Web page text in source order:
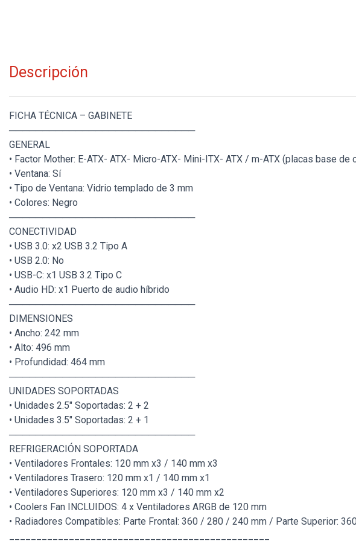
Descripción
FICHA TÉCNICA – GABINETE
────────────────────────────
GENERAL
• Factor Mother: E-ATX- ATX- Micro-ATX- Mini-ITX- ATX / m-ATX (placas base de
• Ventana: Sí
• Tipo de Ventana: Vidrio templado de 3 mm
• Colores: Negro
────────────────────────────
CONECTIVIDAD
• USB 3.0: x2 USB 3.2 Tipo A
• USB 2.0: No
• USB-C: x1 USB 3.2 Tipo C
• Audio HD: x1 Puerto de audio híbrido
────────────────────────────
DIMENSIONES
• Ancho: 242 mm
• Alto: 496 mm
• Profundidad: 464 mm
────────────────────────────
UNIDADES SOPORTADAS
• Unidades 2.5" Soportadas: 2 + 2
• Unidades 3.5" Soportadas: 2 + 1
────────────────────────────
REFRIGERACIÓN SOPORTADA
• Ventiladores Frontales: 120 mm x3 / 140 mm x3
• Ventiladores Trasero: 120 mm x1 / 140 mm x1
• Ventiladores Superiores: 120 mm x3 / 140 mm x2
• Coolers Fan INCLUIDOS: 4 x Ventiladores ARGB de 120 mm
• Radiadores Compatibles: Parte Frontal: 360 / 280 / 240 mm / Parte Superior: